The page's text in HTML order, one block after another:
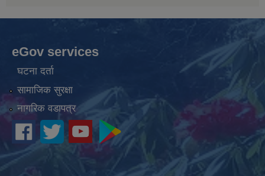
eGov services
घटना दर्ता
सामाजिक सुरक्षा
नागरिक वडापत्र